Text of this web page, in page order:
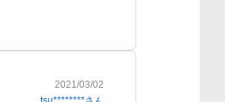
2021/03/02